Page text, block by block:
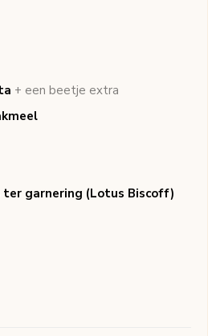
+ een beetje extra
ter garnering (Lotus Biscoff)